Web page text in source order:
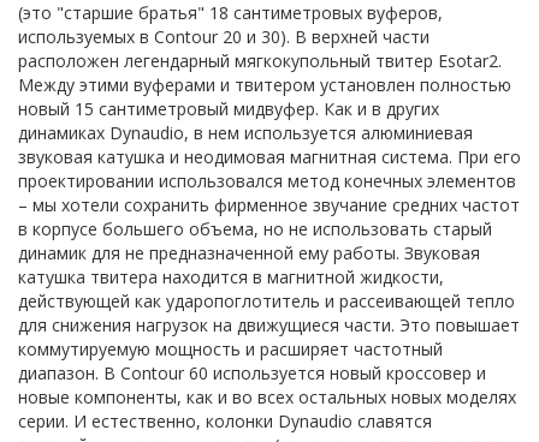
(это "старшие братья" 18 сантиметровых вуферов,
используемых в Contour 20 и 30). В верхней части
расположен легендарный мягкокупольный твитер Esotar2.
Между этими вуферами и твитером установлен полностью
новый 15 сантиметровый мидвуфер. Как и в других
динамиках Dynaudio, в нем используется алюминиевая
звуковая катушка и неодимовая магнитная система. При его
проектировании использовался метод конечных элементов
– мы хотели сохранить фирменное звучание средних частот
в корпусе большего объема, но не использовать старый
динамик для не предназначенной ему работы. Звуковая
катушка твитера находится в магнитной жидкости,
действующей как ударопоглотитель и рассеивающей тепло
для снижения нагрузок на движущиеся части. Это повышает
коммутируемую мощность и расширяет частотный
диапазон. В Contour 60 используется новый кроссовер и
новые компоненты, как и во всех остальных новых моделях
серии. И естественно, колонки Dynaudio славятся